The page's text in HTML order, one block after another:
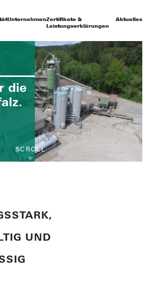
UnternehmenZertifikate &
Leistungserklärungen
Aktuelles
die
SCROLL
UND